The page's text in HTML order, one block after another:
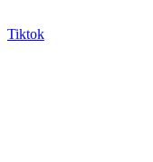
Tiktok